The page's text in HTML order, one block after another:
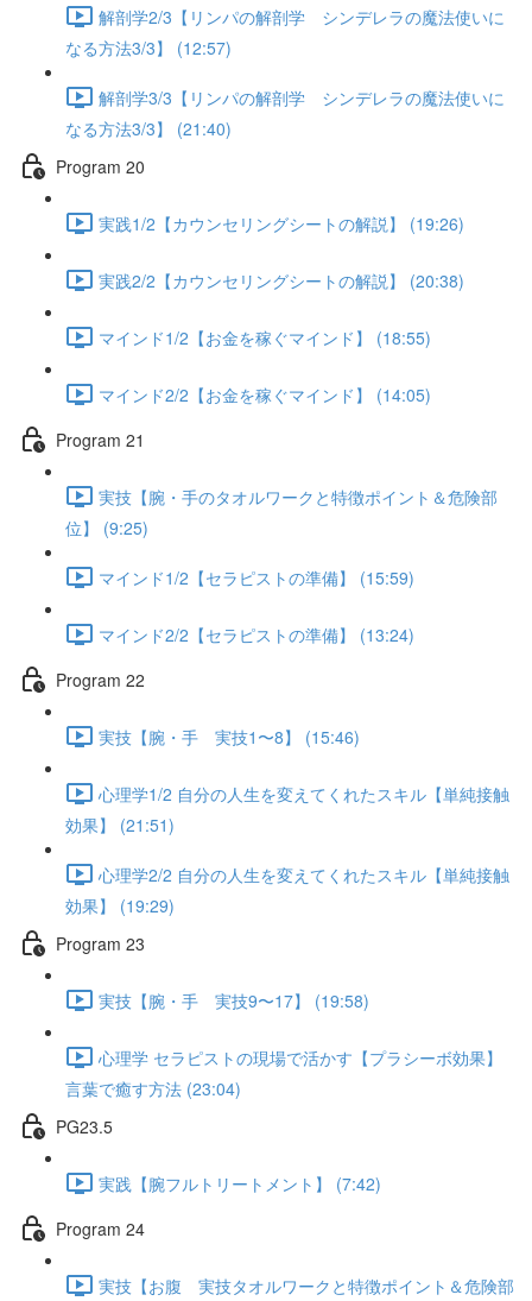
解剖学2/3【リンパの解剖学 シンデレラの魔法使いに
なる方法3/3】 (12:57)
解剖学3/3【リンパの解剖学 シンデレラの魔法使いに
なる方法3/3】 (21:40)
Program 20
実践1/2【カウンセリングシートの解説】 (19:26)
実践2/2【カウンセリングシートの解説】 (20:38)
マインド1/2【お金を稼ぐマインド】 (18:55)
マインド2/2【お金を稼ぐマインド】 (14:05)
Program 21
実技【腕・手のタオルワークと特徴ポイント＆危険部
位】 (9:25)
マインド1/2【セラピストの準備】 (15:59)
マインド2/2【セラピストの準備】 (13:24)
Program 22
実技【腕・手 実技1〜8】 (15:46)
心理学1/2 自分の人生を変えてくれたスキル【単純接触
効果】 (21:51)
心理学2/2 自分の人生を変えてくれたスキル【単純接触
効果】 (19:29)
Program 23
実技【腕・手 実技9〜17】 (19:58)
心理学 セラピストの現場で活かす【プラシーボ効果】
言葉で癒す方法 (23:04)
PG23.5
実践【腕フルトリートメント】 (7:42)
Program 24
実技【お腹 実技タオルワークと特徴ポイント＆危険部